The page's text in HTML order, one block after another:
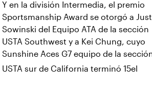
Y en la división Intermedia, el premio
Sportsmanship Award se otorgó a
Sowinski del Equipo ATA de la sección
USTA Southwest y a Kei Chung, cuyo
Sunshine Aces G7 equipo de la
USTA sur de California terminó 15el